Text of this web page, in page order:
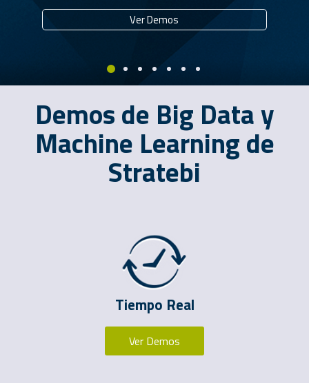
Ver Demos
Demos de Big Data y
Machine Learning de
Stratebi
Tiempo Real
Ver Demos